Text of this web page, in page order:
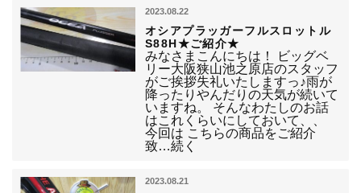
2023.08.22
オシアプラッガーフルスロットル
S88H★ご紹介★
みなさまこんにちは！ ビッグベ
リー大阪狭山池之原店のスタッフ
がご挨拶失礼いたしますっ♪雨が
降ったりやんだりの天気が続いて
いますね。 そんなわたしのお話
はこれくらいにしておいて、、
今回は こちらの商品をご紹介
致…続く
2023.08.21